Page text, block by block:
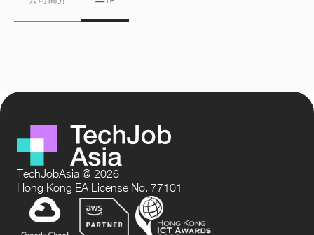
TechJobAsia @ 2026
Hong Kong EA License No. 77101